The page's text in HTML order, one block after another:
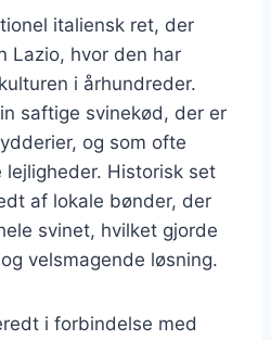
italiensk ret, der
Lazio, hvor den har
i århundreder.
saftige svinekød, der er
og som ofte
Historisk set
af lokale bønder, der
svinet, hvilket gjorde
velsmagende løsning.
i forbindelse med